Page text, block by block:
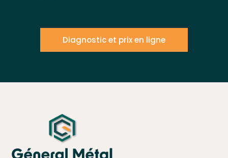
Diagnostic et prix en ligne